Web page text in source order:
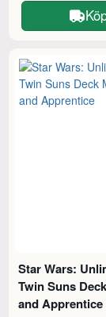
Star Wars:
Twin Suns
and Apprentice